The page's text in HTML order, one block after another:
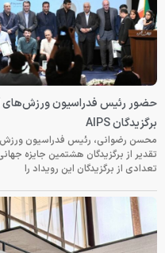
حضور رئیس فدراسیون ورزش‌های
برگزیدگان AIPS
محسن رضوانی، رئیس فدراسیون
تعدادی از برگزیدگان این رویداد را